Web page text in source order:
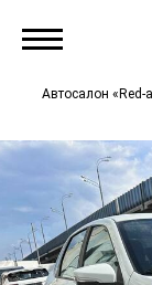
Автосалон «Red-